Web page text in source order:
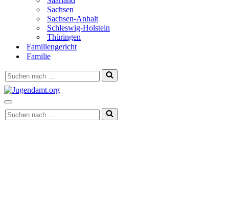
Sachsen
Sachsen-Anhalt
Schleswig-Holstein
Thüringen
Familiengericht
Familie
Suchen
nach …
Navigationsmenü
Suchen
nach …